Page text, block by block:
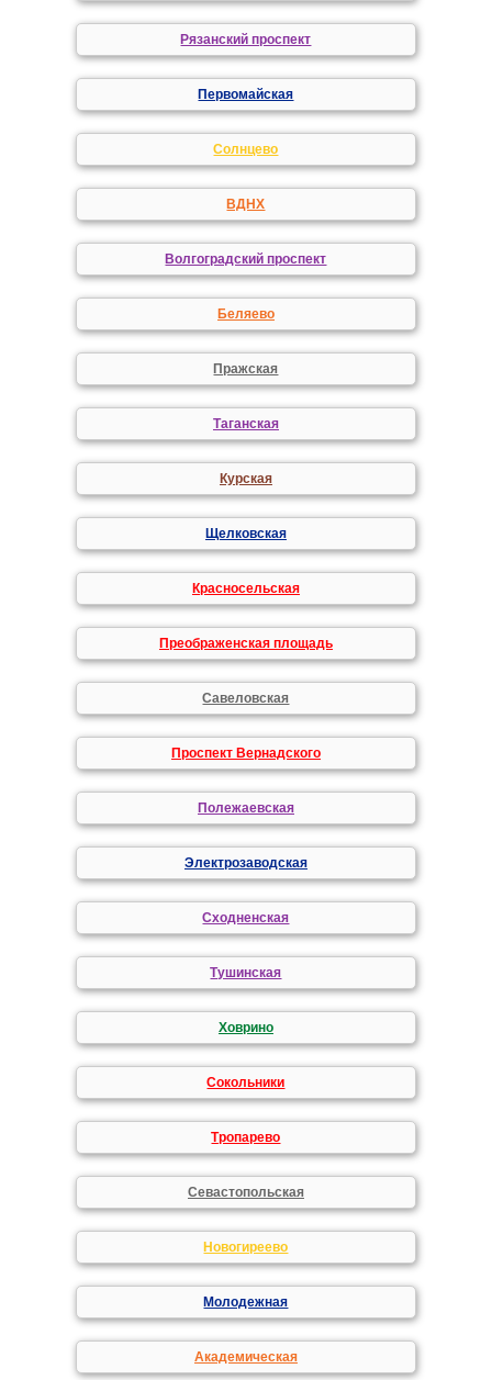
Рязанский проспект
Первомайская
Солнцево
ВДНХ
Волгоградский проспект
Беляево
Пражская
Таганская
Курская
Щелковская
Красносельская
Преображенская площадь
Савеловская
Проспект Вернадского
Полежаевская
Электрозаводская
Сходненская
Тушинская
Ховрино
Сокольники
Тропарево
Севастопольская
Новогиреево
Молодежная
Академическая